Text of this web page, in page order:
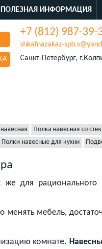
ПОЛЕЗНАЯ ИНФОРМАЦИЯ
+7 (812) 987-39-
shkafnazakaz-
Санкт-Петербург,
Полка навесная со
Полки навесные для кухни
для рационального
мебель,
комнате.